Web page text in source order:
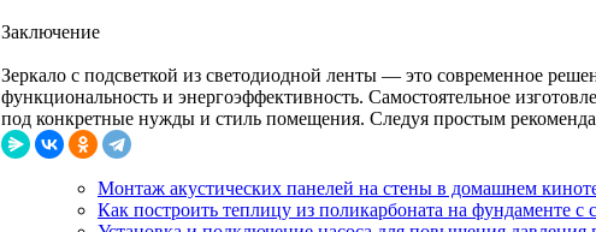
Заключение
Зеркало с подсветкой из светодиодной ленты — это современное
функциональность и энергоэффективность. Самостоятельное
под конкретные нужды и стиль помещения. Следуя простым
Монтаж акустических панелей на стены в домашнем
Как построить теплицу из поликарбоната на фундаменте